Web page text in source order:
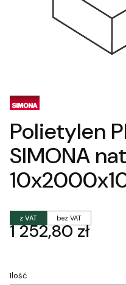
Polietylen
SIMONA
z VAT bez VAT
Cena
1 252,80 zł
Ilość